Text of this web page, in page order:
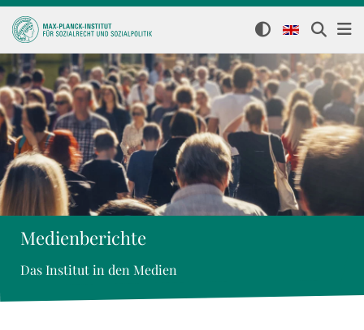
Medienberichte
Das Institut in den Medien